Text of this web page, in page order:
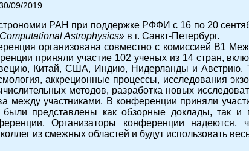
09/2019
РАН при поддержке РФФИ с 16 по 20
Astrophysics» в г. Санкт-Петербург.
организована совместно с комиссией B1
приняли участие 102 ученых из 14 стран,
Китай, США, Индию, Нидерланды и Австрию.
аккреционные процессы, исследования
методов, разработка новых
между участниками. В конференции приняли
представлены как обзорные доклады, так и
Организаторы конференции надеются,
из смежных областей и будут использовать